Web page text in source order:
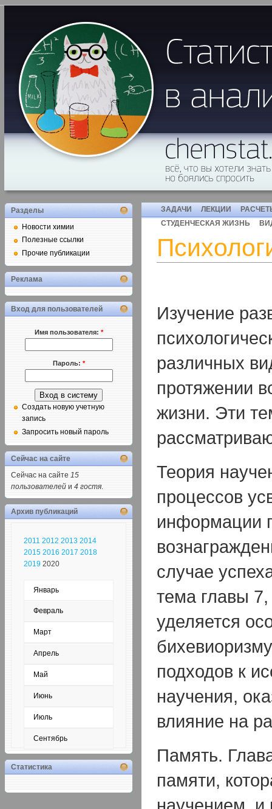
ЗАДАЧИ ЛЕКЦИИ
СТУДЕНЧЕСКАЯ ЖИЗНЬ
Изучение
различных
протяжении
жизни. Эти
Теория
процессов
информации
случае
тема главы 7,
уделяется
подходов к
научения,
влияние на
Память.
памяти,
Разделы
Новости химии
Полезные ссылки
Прочие публикации
Реклама
Вход для пользователей
Имя пользователя: *
Пароль: *
Создать новую учетную
запись
Запросить новый пароль
Сейчас на сайте
Сейчас на сайте 15
пользователей и 4 гостя.
Архив публикаций
2011 2012 2013 2014
2015 2016 2017 2018
2019 2020
Январь
Февраль
Март
Апрель
Май
Июнь
Июль
Сентябрь
Статистика